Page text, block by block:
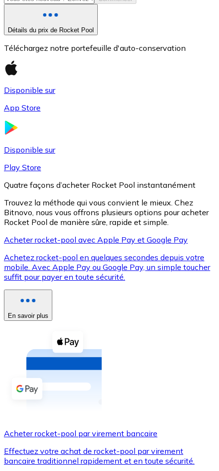
XRP
XRP
Voir toutes
Coupons crypto
Achetez des cryptomonnaies en espèces et d'autres
Acheter avec espèces
Virement SEPA
Utilisez les cartes Visa et Mastercard pour acheter
Détails du prix de Rocket Pool
Téléchargez notre portefeuille d'auto-conservation
Disponible sur
App Store
Disponible sur
Play Store
Quatre façons d’acheter Rocket Pool instantanément
Trouvez la méthode qui vous convient le mieux. Chez
Bitnovo, nous vous offrons plusieurs options pour acheter
Rocket Pool de manière sûre, rapide et simple.
Acheter rocket-pool avec Apple Pay et Google Pay
Achetez rocket-pool en quelques secondes depuis votre
mobile. Avec Apple Pay ou Google Pay, un simple toucher
suffit pour payer en toute sécurité.
En savoir plus
Acheter rocket-pool par virement bancaire
Effectuez votre achat de rocket-pool par virement
bancaire traditionnel rapidement et en toute sécurité.